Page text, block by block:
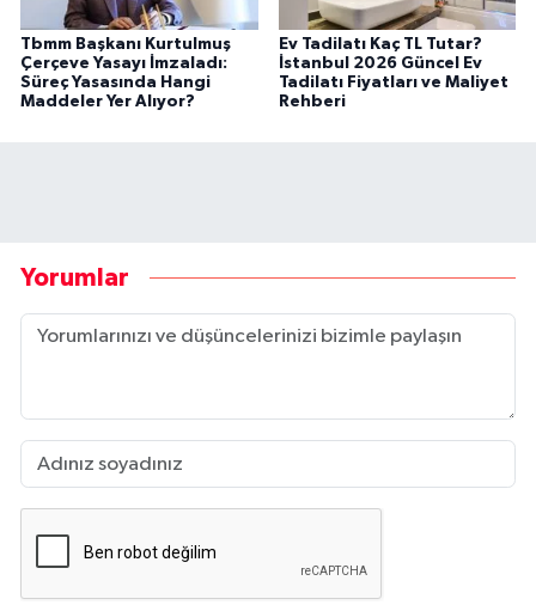
Tbmm Başkanı Kurtulmuş
Çerçeve Yasayı İmzaladı:
Süreç Yasasında Hangi
Maddeler Yer Alıyor?
Ev Tadilatı Kaç TL Tutar?
İstanbul 2026 Güncel Ev
Tadilatı Fiyatları ve Maliyet
Rehberi
Yorumlar